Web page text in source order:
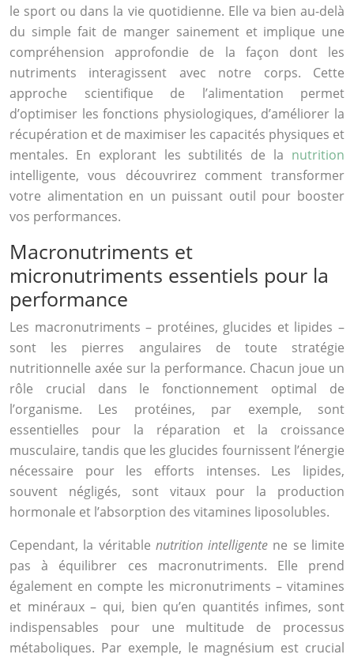
le sport ou dans la vie quotidienne. Elle va bien au-delà
du simple fait de manger sainement et implique une
compréhension approfondie de la façon dont les
nutriments interagissent avec notre corps. Cette
approche scientifique de l’alimentation permet
d’optimiser les fonctions physiologiques, d’améliorer la
récupération et de maximiser les capacités physiques et
mentales. En explorant les subtilités de la nutrition
intelligente, vous découvrirez comment transformer
votre alimentation en un puissant outil pour booster
vos performances.
Macronutriments et
micronutriments essentiels pour la
performance
Les macronutriments – protéines, glucides et lipides –
sont les pierres angulaires de toute stratégie
nutritionnelle axée sur la performance. Chacun joue un
rôle crucial dans le fonctionnement optimal de
l’organisme. Les protéines, par exemple, sont
essentielles pour la réparation et la croissance
musculaire, tandis que les glucides fournissent l’énergie
nécessaire pour les efforts intenses. Les lipides,
souvent négligés, sont vitaux pour la production
hormonale et l’absorption des vitamines liposolubles.
Cependant, la véritable nutrition intelligente ne se limite
pas à équilibrer ces macronutriments. Elle prend
également en compte les micronutriments – vitamines
et minéraux – qui, bien qu’en quantités infimes, sont
indispensables pour une multitude de processus
métaboliques. Par exemple, le magnésium est crucial